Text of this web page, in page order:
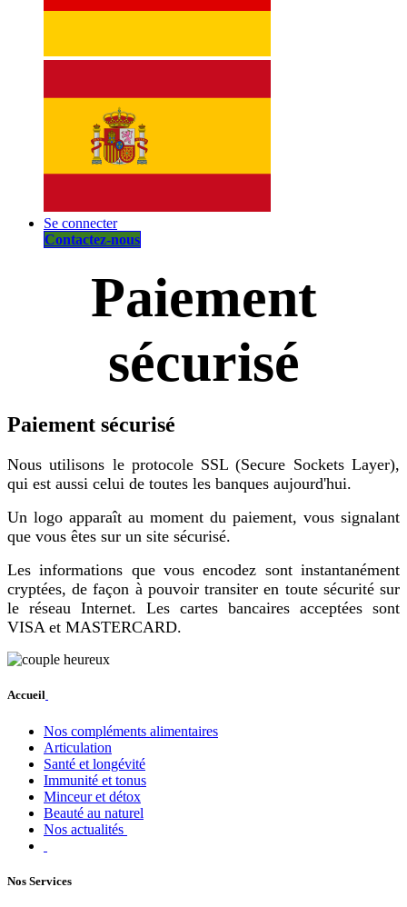
Se connecter
Contactez-nous
Paiement
sécurisé
Paiement sécurisé
Nous utilisons le protocole SSL (Secure Sockets Layer),
qui est aussi celui de toutes les banques aujourd'hui.
Un logo apparaît au moment du paiement, vous signalant
que vous êtes sur un site sécurisé.
Les informations que vous encodez sont instantanément
cryptées, de façon à pouvoir transiter en toute sécurité sur
le réseau Internet. Les cartes bancaires acceptées sont
VISA et MASTERCARD.
Accueil
Nos compléments alimentaires
Articulation
Santé et longévité
Immunité et tonus
Minceur et détox
Beauté au naturel
Nos actualités
Nos Services